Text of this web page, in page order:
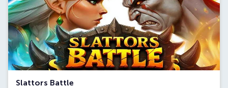
Slattors Battle